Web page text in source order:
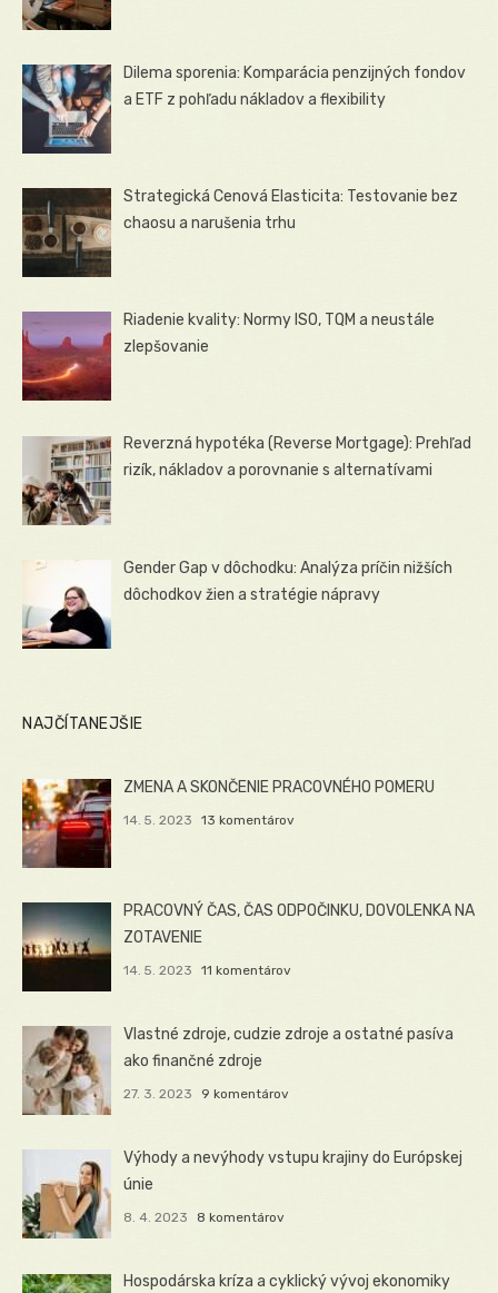
Dilema sporenia: Komparácia penzijných fondov
a ETF z pohľadu nákladov a flexibility
Strategická Cenová Elasticita: Testovanie bez
chaosu a narušenia trhu
Riadenie kvality: Normy ISO, TQM a neustále
zlepšovanie
Reverzná hypotéka (Reverse Mortgage): Prehľad
rizík, nákladov a porovnanie s alternatívami
Gender Gap v dôchodku: Analýza príčin nižších
dôchodkov žien a stratégie nápravy
NAJČÍTANEJŠIE
ZMENA A SKONČENIE PRACOVNÉHO POMERU
14. 5. 2023 13 komentárov
PRACOVNÝ ČAS, ČAS ODPOČINKU, DOVOLENKA NA
ZOTAVENIE
14. 5. 2023 11 komentárov
Vlastné zdroje, cudzie zdroje a ostatné pasíva
ako finančné zdroje
27. 3. 2023 9 komentárov
Výhody a nevýhody vstupu krajiny do Európskej
únie
8. 4. 2023 8 komentárov
Hospodárska kríza a cyklický vývoj ekonomiky